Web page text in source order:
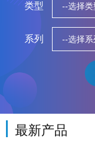
类型
系列
最新产品